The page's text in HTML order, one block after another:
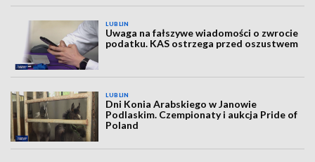
LUBLIN
Uwaga na fałszywe wiadomości o zwrocie
podatku. KAS ostrzega przed oszustwem
LUBLIN
Dni Konia Arabskiego w Janowie
Podlaskim. Czempionaty i aukcja Pride of
Poland